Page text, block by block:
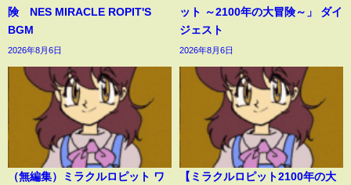
険 NES MIRACLE ROPIT'S
BGM
2026年8月6日
ット ～2100年の大冒険～」 ダイ
ジェスト
2026年8月6日
（無編集）ミラクルロピット ワ 【ミラクルロピット2100年の大